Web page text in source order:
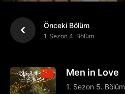
Önceki Bölüm
1. Sezon 4. Bölüm
Men in Love
1. Sezon 5. Bölüm